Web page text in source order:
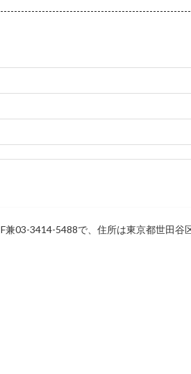
兼03-3414-5488で、住所は東京都世田谷